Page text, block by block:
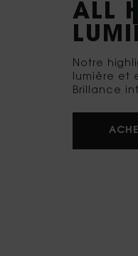
ALL
Notre
lumière et
Brillance